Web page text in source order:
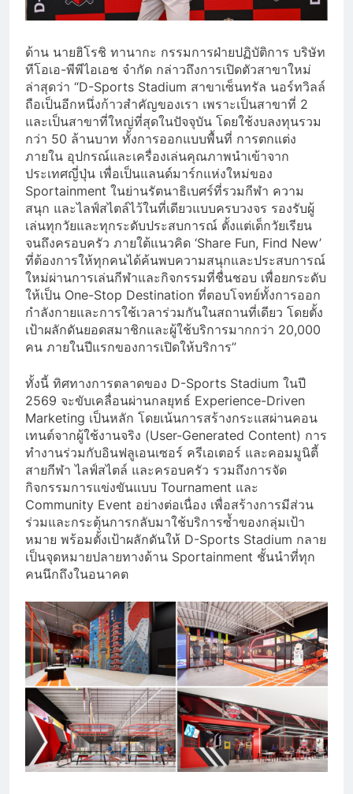
ด้าน นายฮิโรชิ ทานากะ กรรมการฝ่ายปฏิบัติการ บริษัท
ทีโอเอ-พีพีไอเอช จำกัด กล่าวถึงการเปิดตัวสาขาใหม่
ล่าสุดว่า “D-Sports Stadium สาขาเซ็นทรัล นอร์ทวิลล์
ถือเป็นอีกหนึ่งก้าวสำคัญของเรา เพราะเป็นสาขาที่ 2
และเป็นสาขาที่ใหญ่ที่สุดในปัจจุบัน โดยใช้งบลงทุนรวม
กว่า 50 ล้านบาท ทั้งการออกแบบพื้นที่ การตกแต่ง
ภายใน อุปกรณ์และเครื่องเล่นคุณภาพนำเข้าจาก
ประเทศญี่ปุ่น เพื่อเป็นแลนด์มาร์กแห่งใหม่ของ
Sportainment ในย่านรัตนาธิเบศร์ที่รวมกีฬา ความ
สนุก และไลฟ์สไตล์ไว้ในที่เดียวแบบครบวงจร รองรับผู้
เล่นทุกวัยและทุกระดับประสบการณ์ ตั้งแต่เด็กวัยเรียน
จนถึงครอบครัว ภายใต้แนวคิด ‘Share Fun, Find New’
ที่ต้องการให้ทุกคนได้ค้นพบความสนุกและประสบการณ์
ใหม่ผ่านการเล่นกีฬาและกิจกรรมที่ชื่นชอบ เพื่อยกระดับ
ให้เป็น One-Stop Destination ที่ตอบโจทย์ทั้งการออก
กำลังกายและการใช้เวลาร่วมกันในสถานที่เดียว โดยตั้ง
เป้าผลักดันยอดสมาชิกและผู้ใช้บริการมากกว่า 20,000
คน ภายในปีแรกของการเปิดให้บริการ”
ทั้งนี้ ทิศทางการตลาดของ D-Sports Stadium ในปี
2569 จะขับเคลื่อนผ่านกลยุทธ์ Experience-Driven
Marketing เป็นหลัก โดยเน้นการสร้างกระแสผ่านคอน
เทนต์จากผู้ใช้งานจริง (User-Generated Content) การ
ทำงานร่วมกับอินฟลูเอนเซอร์ ครีเอเตอร์ และคอมมูนิตี้
สายกีฬา ไลฟ์สไตล์ และครอบครัว รวมถึงการจัด
กิจกรรมการแข่งขันแบบ Tournament และ
Community Event อย่างต่อเนื่อง เพื่อสร้างการมีส่วน
ร่วมและกระตุ้นการกลับมาใช้บริการซ้ำของกลุ่มเป้า
หมาย พร้อมตั้งเป้าผลักดันให้ D-Sports Stadium กลาย
เป็นจุดหมายปลายทางด้าน Sportainment ชั้นนำที่ทุก
คนนึกถึงในอนาคต